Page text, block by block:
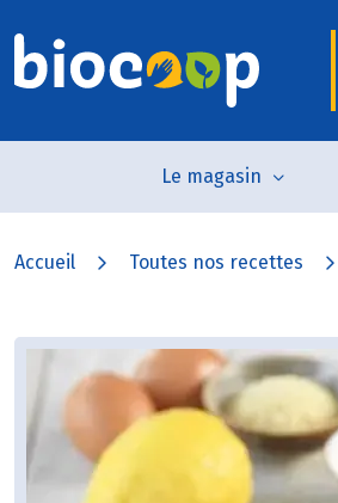
Le magasin
Accueil Toutes nos recettes